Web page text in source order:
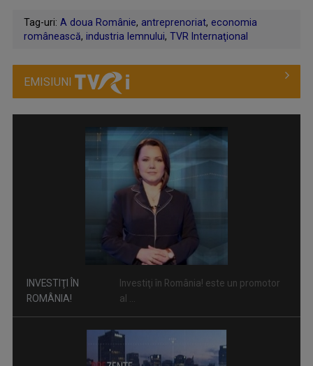
Tag-uri: A doua Românie, antreprenoriat, economia
românească, industria lemnului, TVR Internaţional
EMISIUNI
INVESTIŢI ÎN
Investiţi în România! este un promotor
PREZENŢE ROMÂNEŞTI